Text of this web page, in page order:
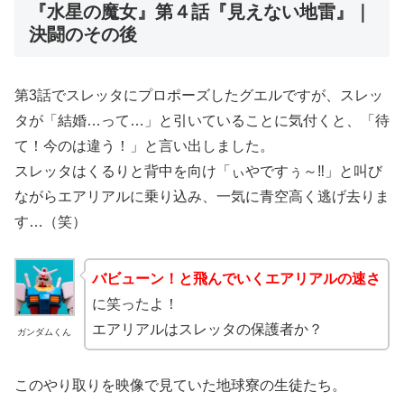
『水星の魔女』第４話『見えない地雷』｜
決闘のその後
第3話でスレッタにプロポーズしたグエルですが、スレッ
タが「結婚…って…」と引いていることに気付くと、「待
て！今のは違う！」と言い出しました。
スレッタはくるりと背中を向け「ぃやですぅ～‼」と叫び
ながらエアリアルに乗り込み、一気に青空高く逃げ去りま
す…（笑）
ガンダムくん
バビューン！と飛んでいくエアリアルの速さ
に笑ったよ！
エアリアルはスレッタの保護者か？
このやり取りを映像で見ていた地球寮の生徒たち。